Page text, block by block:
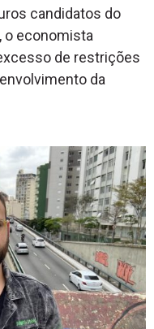
candidatos do
o economista
de restrições
da